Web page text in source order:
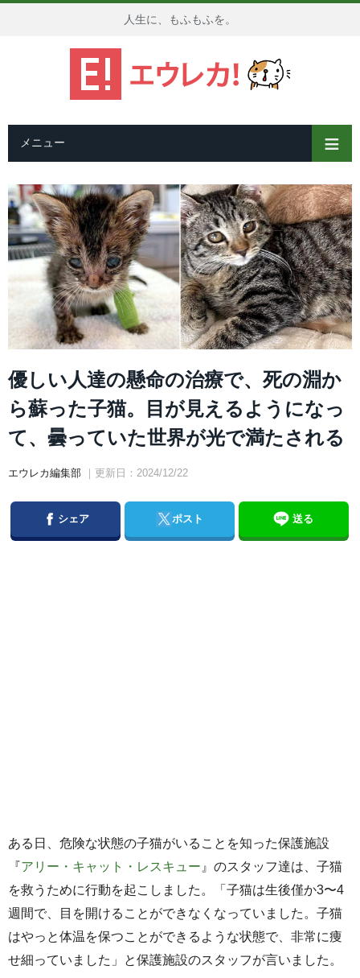
人生に、もふもふを。
メニュー
優しい人達の懸命の治療で、死の淵か
ら蘇った子猫。目が見えるようになっ
て、曇っていた世界が光で満たされる
エウレカ編集部 ｜更新日：2024/12/22
Facebook
シェア Twitterポスト 送る
ある日、危険な状態の子猫がいることを知った保護施設
『アリー・キャット・レスキュー 』のスタッフ達は、子猫
を救うために行動を起こしました。「子猫は生後僅か3〜4
週間で、目を開けることができなくなっていました。子猫
はやっと体温を保つことができるような状態で、非常に痩
せ細っていました」と保護施設のスタッフが言いました。